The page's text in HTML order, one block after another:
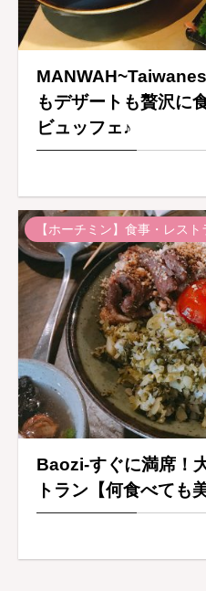
もデザートも贅沢に
ビュッフェ♪
【ホーチミン】食事・レスト
Baozi-すぐに満席！
トラン【何食べても